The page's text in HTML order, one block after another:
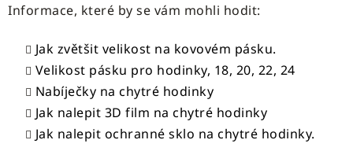
a
í
p
r
v
k
y
Informace, které by se vám mohli hodit:
Jak zvětšit velikost na kovovém pásku.
Velikost pásku pro hodinky, 18, 20, 22, 24
Nabíječky na chytré hodinky
Jak nalepit 3D film na chytré hodinky
Jak nalepit ochranné sklo na chytré hodinky.